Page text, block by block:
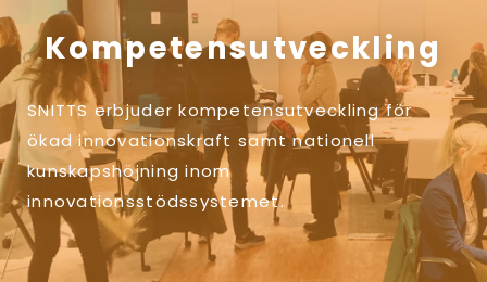
Kompetensutveckling
SNITTS erbjuder kompetensutveckling för
ökad innovationskraft samt nationell
kunskapshöjning inom
innovationsstödssystemet.